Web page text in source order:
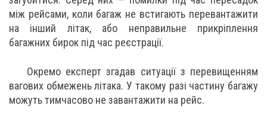
між рейсами, коли багаж не встигають перевантажити
на інший літак, або неправильне прикріплення
багажних бирок під час реєстрації.
Окремо експерт згадав ситуації з перевищенням
вагових обмежень літака. У такому разі частину багажу
можуть тимчасово не завантажити на рейс.